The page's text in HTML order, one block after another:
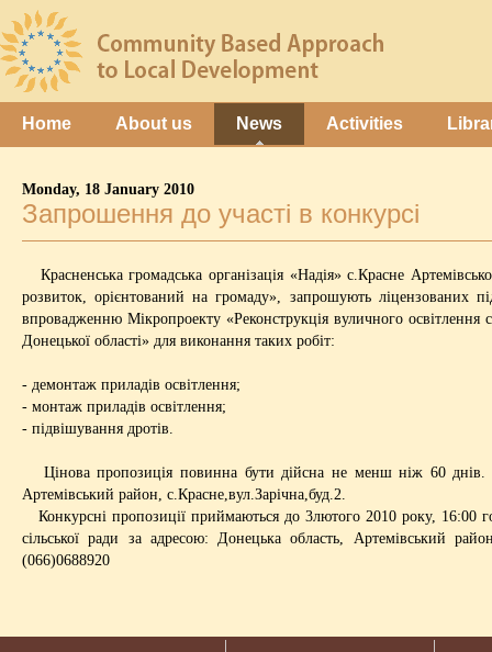
Home About us News Activities
Monday, 18 January 2010
Запрошення до участі в конкурсі
Красненська громадська організація «Надія» с.Красне
розвиток, орієнтований на громаду», запрошують ліцензованих
впровадженню Мікропроекту «Реконструкція вуличного освітлення
Донецької області» для виконання таких робіт:
- демонтаж приладів освітлення;
- монтаж приладів освітлення;
- підвішування дротів.
Цінова пропозиція повинна бути дійсна не менш ніж 60 днів.
Артемівський район, с.Красне,вул.Зарічна,буд.2.
Конкурсні пропозиції приймаються до 3лютого 2010 року, 16:00
сільської ради за адресою: Донецька область, Артемівський
(066)0688920